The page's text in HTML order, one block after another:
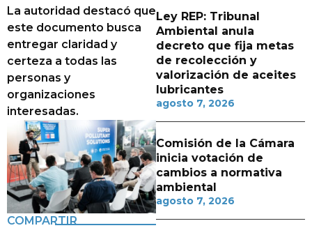
La autoridad destacó que
este documento busca
entregar claridad y
certeza a todas las
personas y
organizaciones
interesadas.
COMPARTIR
Ley REP: Tribunal
Ambiental anula
decreto que fija metas
de recolección y
valorización de aceites
lubricantes
agosto 7, 2026
Comisión de la Cámara
inicia votación de
cambios a normativa
ambiental
agosto 7, 2026